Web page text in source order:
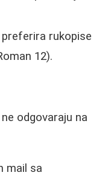
rukopise
12).
odgovaraju na
mail sa